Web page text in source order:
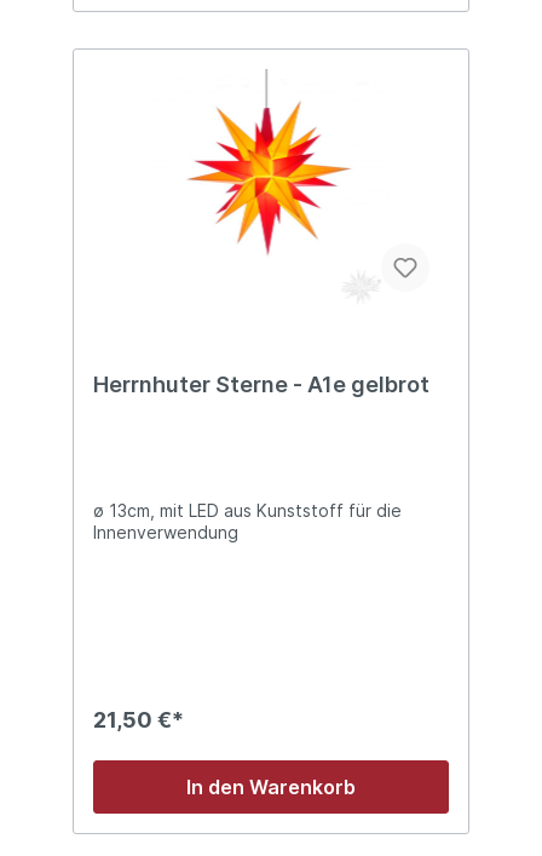
Herrnhuter Sterne - A1e gelbrot
ø 13cm, mit LED aus Kunststoff für die
Innenverwendung
21,50 €*
In den Warenkorb